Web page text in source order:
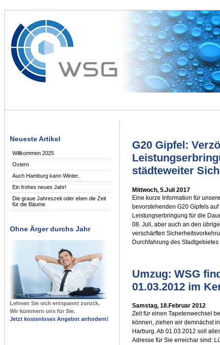
Neueste Artikel
Willkommen 2025
Ostern
Auch Hamburg kann Winter..
Ein frohes neues Jahr!
Die graue Jahreszeit oder eben die Zeit
für die Bäume
Ohne Ärger durchs Jahr
Lehnen Sie sich entspannt zurück.
Wir kümmern uns für Sie.
Jetzt kostenloses Angebot anfordern!
G20 Gipfel:
städteweiter
Mittwoch, 5.Juli 2017
Eine kurze Information für
bevorstehenden G20 Gipfels
Leistungserbringung für die
08. Juli, aber auch an den
verschärften
Durchfahrung des
Umzug: WSG
01.03.2012 im
Samstag, 18.Februar 2012
Zeit für einen Tapetenwechsel
können, ziehen wir demnächst
Harburg. Ab 01.03.2012 soll
Adresse für Sie erreichar sind: